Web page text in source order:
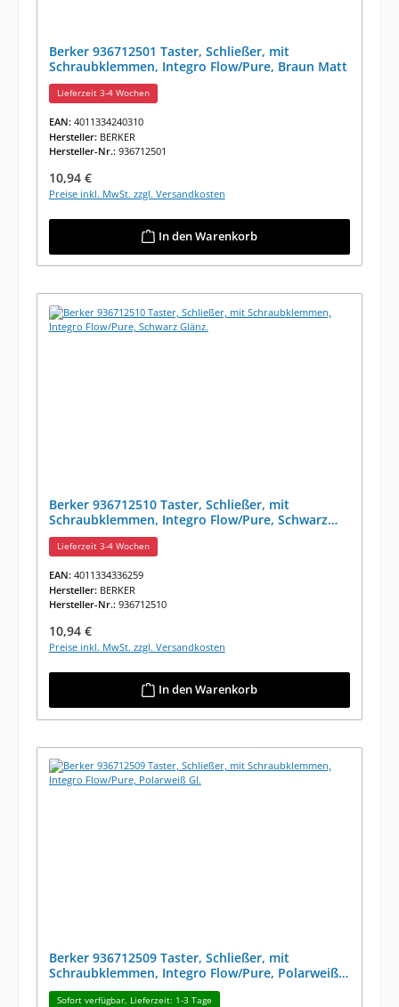
Berker 936712501 Taster, Schließer, mit
Schraubklemmen, Integro Flow/Pure, Braun Matt
Lieferzeit 3-4 Wochen
EAN: 4011334240310
Hersteller: BERKER
Hersteller-Nr.: 936712501
Regulärer Preis:
10,94 €
Preise inkl. MwSt. zzgl. Versandkosten
In den Warenkorb
Berker 936712510 Taster, Schließer, mit
Schraubklemmen, Integro Flow/Pure, Schwarz
Glänz.
Lieferzeit 3-4 Wochen
EAN: 4011334336259
Hersteller: BERKER
Hersteller-Nr.: 936712510
Regulärer Preis:
10,94 €
Preise inkl. MwSt. zzgl. Versandkosten
In den Warenkorb
Berker 936712509 Taster, Schließer, mit
Schraubklemmen, Integro Flow/Pure, Polarweiß
Gl.
Sofort verfügbar, Lieferzeit: 1-3 Tage